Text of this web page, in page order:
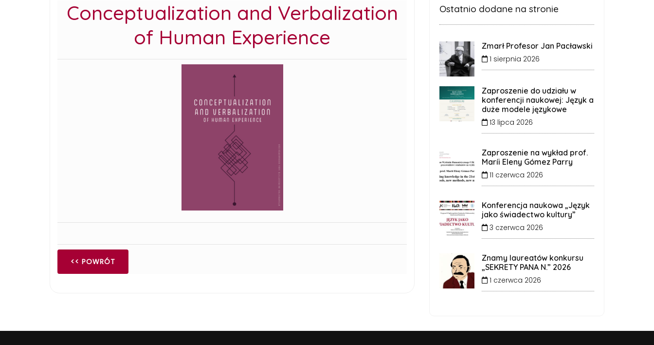
Conceptualization and Verbalization
of Human Experience
<< POWRÓT
Ostatnio dodane na stronie
Zmarł Profesor Jan Pacławski
1 sierpnia 2026
Zaproszenie do udziału w
konferencji naukowej: Język a
duże modele językowe
13 lipca 2026
Zaproszenie na wykład prof.
Maríi Eleny Gómez Parry
11 czerwca 2026
Konferencja naukowa „Język
jako świadectwo kultury”
3 czerwca 2026
Znamy laureatów konkursu
„SEKRETY PANA N.” 2026
1 czerwca 2026